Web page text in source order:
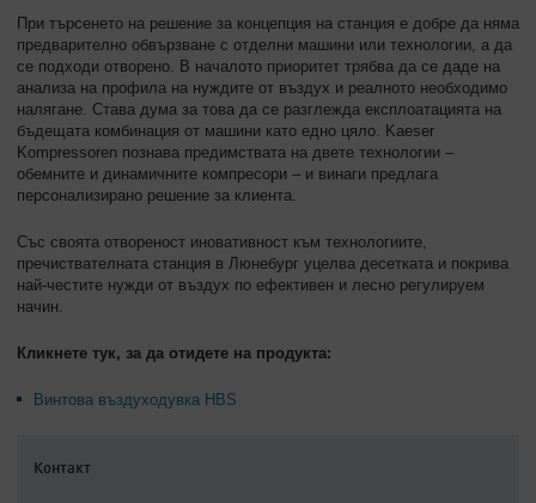
При търсенето на решение за концепция на станция е добре да няма
предварително обвързване с отделни машини или технологии, а да
се подходи отворено. В началото приоритет трябва да се даде на
анализа на профила на нуждите от въздух и реалното необходимо
налягане. Става дума за това да се разглежда експлоатацията на
бъдещата комбинация от машини като едно цяло. Kaeser
Kompressoren познава предимствата на двете технологии –
обемните и динамичните компресори – и винаги предлага
персонализирано решение за клиента.
Със своята отвореност иновативност към технологиите,
пречиствателната станция в Люнебург уцелва десетката и покрива
най-честите нужди от въздух по ефективен и лесно регулируем
начин.
Кликнете тук, за да отидете на продукта:
Винтова въздуходувка HBS
Контакт